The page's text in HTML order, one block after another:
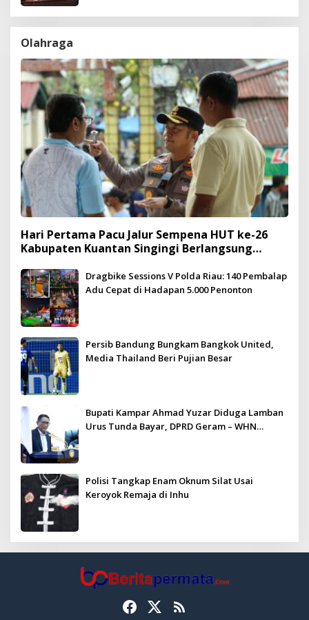
Olahraga
Hari Pertama Pacu Jalur Sempena HUT ke-26
Kabupaten Kuantan Singingi Berlangsung
Dragbike Sessions V Polda Riau: 140 Pembalap
Adu Cepat di Hadapan 5.000 Penonton
Persib Bandung Bungkam Bangkok United,
Media Thailand Beri Pujian Besar
Bupati Kampar Ahmad Yuzar Diduga Lamban
Urus Tunda Bayar, DPRD Geram – WHN
Polisi Tangkap Enam Oknum Silat Usai
Keroyok Remaja di Inhu